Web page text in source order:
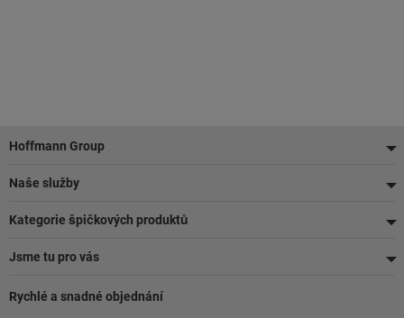
Zápatí
Hoffmann Group
Naše služby
Kategorie špičkových produktů
Jsme tu pro vás
Rychlé a snadné objednání